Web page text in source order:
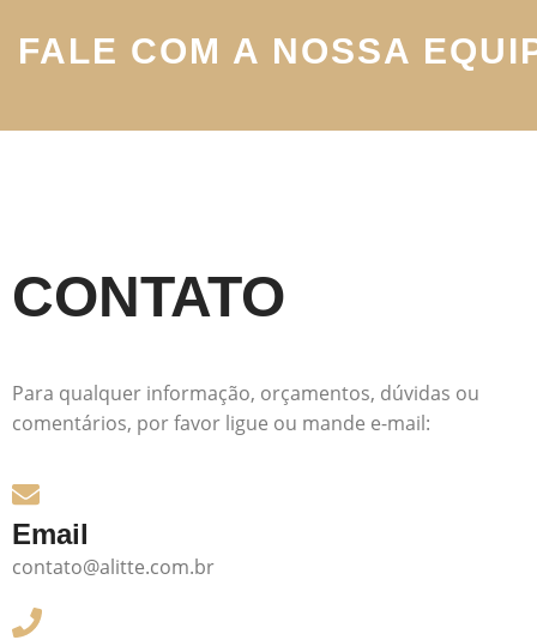
FALE COM A NOSSA
CONTATO
Para qualquer informação, orçamentos, dúvidas ou
comentários, por favor ligue ou mande e-mail:
Email
contato@alitte.com.br